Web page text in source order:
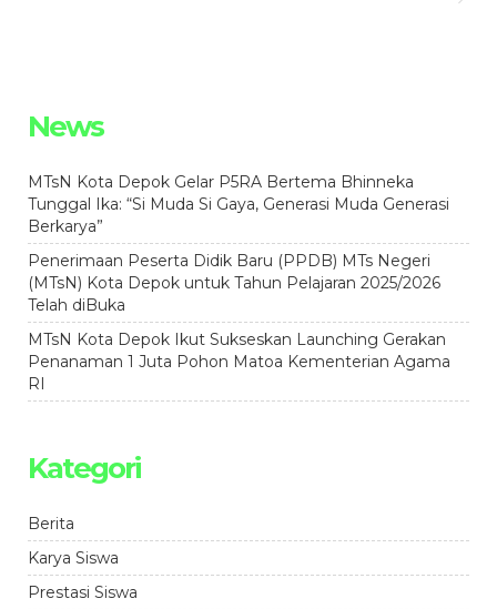
News
MTsN Kota Depok Gelar P5RA Bertema Bhinneka
Tunggal Ika: “Si Muda Si Gaya, Generasi Muda Generasi
Berkarya”
Penerimaan Peserta Didik Baru (PPDB) MTs Negeri
(MTsN) Kota Depok untuk Tahun Pelajaran 2025/2026
Telah diBuka
MTsN Kota Depok Ikut Sukseskan Launching Gerakan
Penanaman 1 Juta Pohon Matoa Kementerian Agama
RI
Kategori
Berita
Karya Siswa
Prestasi Siswa